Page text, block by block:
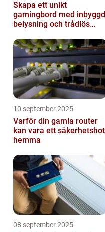
Skapa ett unikt
gamingbord med inbyggd
belysning och trådlös
10 september 2025
Varför din gamla router
kan vara ett säkerhetshot
hemma
08 september 2025